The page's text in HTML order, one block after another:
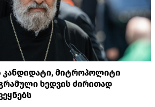
კანდიდატი, მიტროპოლიტი
ხედვის ძირითად